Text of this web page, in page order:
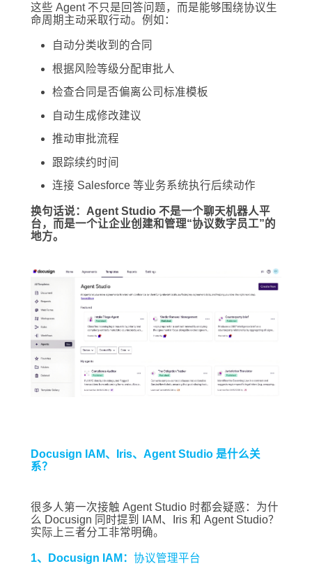
这些 Agent 不只是回答问题，而是能够围绕协议生
命周期主动采取行动。例如：
自动分类收到的合同
根据风险等级分配审批人
检查合同是否偏离公司标准模板
自动生成修改建议
推动审批流程
跟踪续约时间
连接 Salesforce 等业务系统执行后续动作
换句话说：Agent Studio 不是一个聊天机器人平
台，而是一个让企业创建和管理“协议数字员工”的
地方。
Docusign IAM、Iris、Agent Studio 是什么关
系？
很多人第一次接触 Agent Studio 时都会疑惑：为什
么 Docusign 同时提到 IAM、Iris 和 Agent Studio？
实际上三者分工非常明确。
1、Docusign IAM： 协议管理平台